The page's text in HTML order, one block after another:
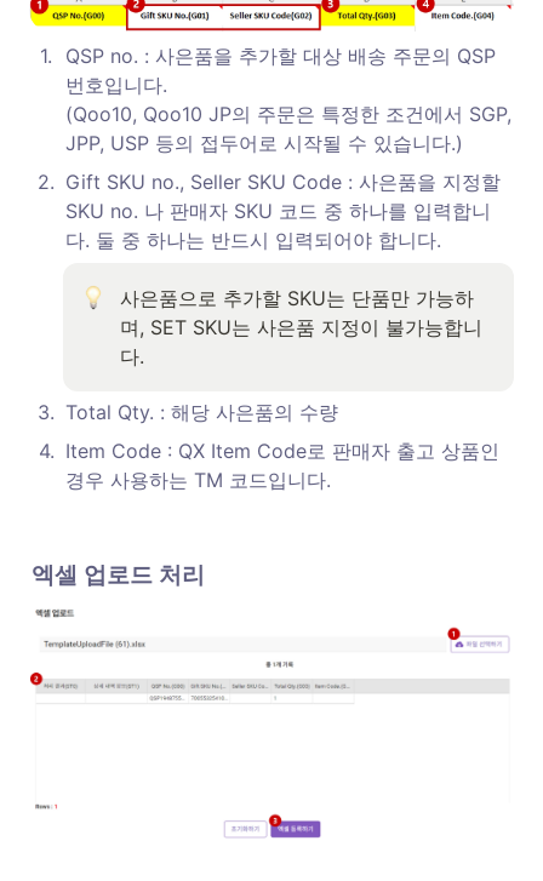
1.
QSP no. : 사은품을 추가할 대상 배송 주문의 QSP
번호입니다.
(Qoo10, Qoo10 JP의 주문은 특정한 조건에서 SGP,
JPP, USP 등의 접두어로 시작될 수 있습니다.)
2. Gift SKU no., Seller SKU Code : 사은품을 지정할
SKU no. 나 판매자 SKU 코드 중 하나를 입력합니
다. 둘 중 하나는 반드시 입력되어야 합니다.
사은품으로 추가할 SKU는 단품만 가능하
며, SET SKU는 사은품 지정이 불가능합니
다.
3. Total Qty. : 해당 사은품의 수량
4. Item Code : QX Item Code로 판매자 출고 상품인
경우 사용하는 TM 코드입니다.
엑셀 업로드 처리